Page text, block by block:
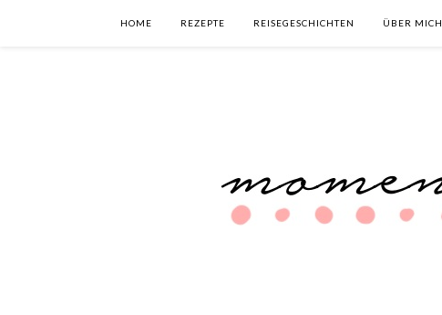
HOME REZEPTE REISEGESCHICHTEN ÜBER MICH